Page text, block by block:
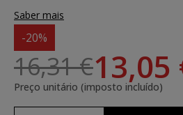
Saber mais
-20%
16,31 €13,05
Preço unitário (imposto incluído)